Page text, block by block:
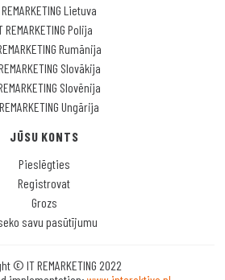
Lietuva
REMARKETING Polija
Rumānija
Slovākija
Slovēnija
Ungārija
JŪSU KONTS
Pieslēgties
Registrovat
Grozs
savu pasūtījumu
© IT REMARKETING 2022